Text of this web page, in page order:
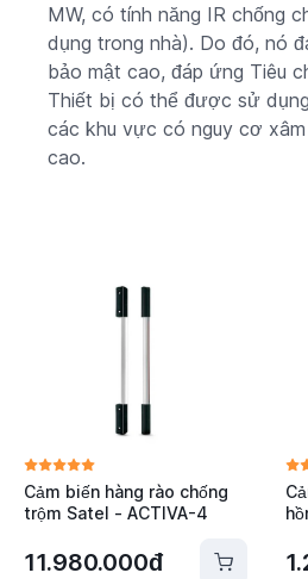
MW, có tính năng IR chống
dụng trong nhà). Do đó, nó
bảo mật cao, đáp ứng Tiêu
Thiết bị có thể được sử
các khu vực có nguy cơ
cao.
Cảm biến hàng rào chống
trộm Satel - ACTIVA-4
11.980.000đ